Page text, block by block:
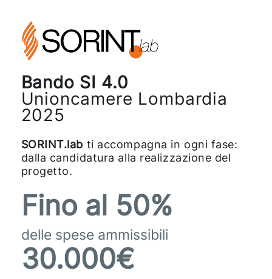
Bando SI 4.0
Unioncamere Lombardia
2025
SORINT.lab ti accompagna in ogni fase:
dalla candidatura alla realizzazione del
progetto.
Fino al 50%
delle spese ammissibili
30.000€